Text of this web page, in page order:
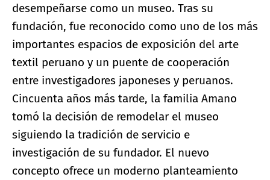
desempeñarse como un museo. Tras su
fundación, fue reconocido como uno de los más
importantes espacios de exposición del arte
textil peruano y un puente de cooperación
entre investigadores japoneses y peruanos.
Cincuenta años más tarde, la familia Amano
tomó la decisión de remodelar el museo
siguiendo la tradición de servicio e
investigación de su fundador. El nuevo
concepto ofrece un moderno planteamiento